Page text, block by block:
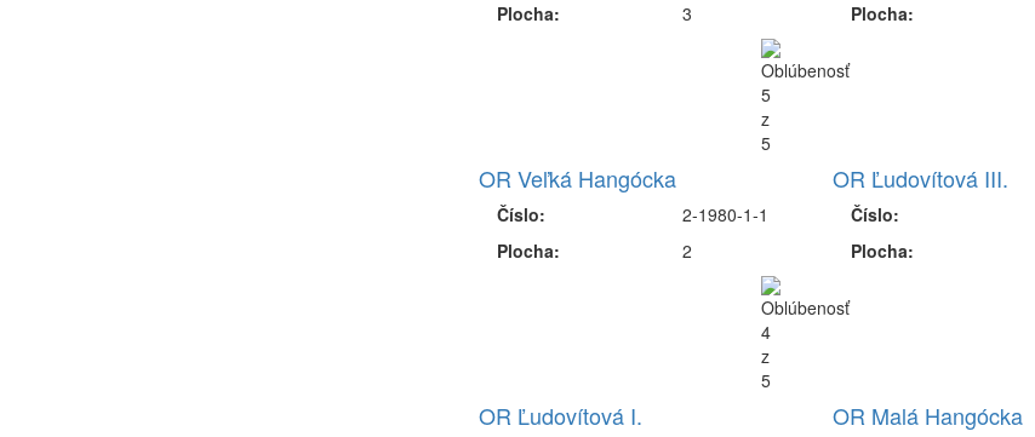
Plocha:
3
Plocha:
OR Veľká Hangócka
Číslo:
Plocha:
2-1980-1-1
2
OR Ľudovítová III.
Číslo:
Plocha:
OR Ľudovítová I. OR Malá Hangócka